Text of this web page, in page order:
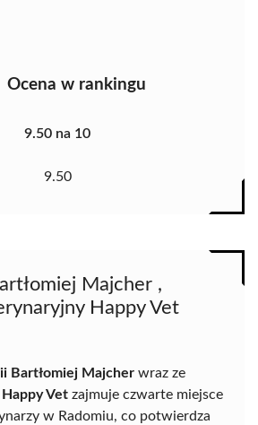
Ocena w rankingu
9.50 na 10
9.50
Majcher ,
Happy Vet
Bartłomiej Majcher wraz ze
Happy Vet zajmuje czwarte miejsce
w Radomiu, co potwierdza